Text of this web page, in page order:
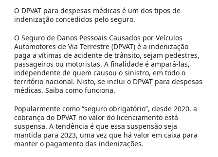
O DPVAT para despesas médicas é um dos tipos de
indenização concedidos pelo seguro.
O Seguro de Danos Pessoais Causados por Veículos
Automotores de Via Terrestre (DPVAT) é a indenização
paga a vítimas de acidente de trânsito, sejam pedestres,
passageiros ou motoristas. A finalidade é ampará-las,
independente de quem causou o sinistro, em todo o
território nacional. Nisto, se inclui o DPVAT para despesas
médicas. Saiba como funciona.
Popularmente como “seguro obrigatório”, desde 2020, a
cobrança do DPVAT no valor do licenciamento está
suspensa. A tendência é que essa suspensão seja
mantida para 2023, uma vez que há valor em caixa para
manter o pagamento das indenizações.